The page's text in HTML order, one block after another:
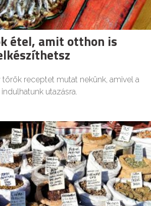
étel, amit otthon is
receptet mutat nekünk, amivel a
utazásra.